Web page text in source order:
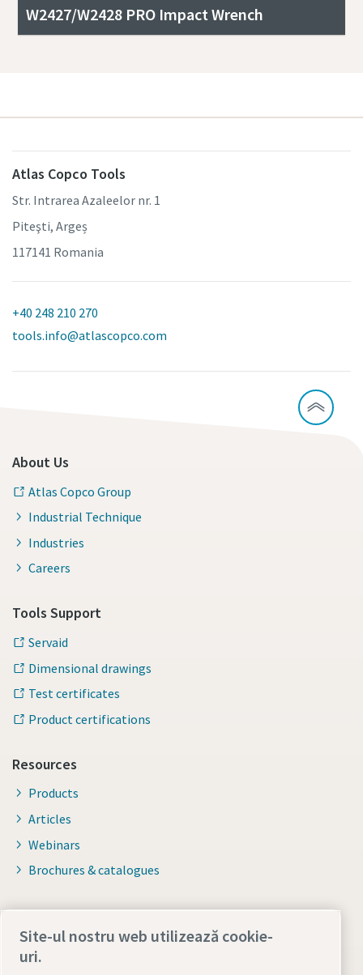
W2427/W2428 PRO Impact Wrench
Atlas Copco Tools
Str. Intrarea Azaleelor nr. 1
Piteşti, Argeș
117141 Romania
+40 248 210 270
tools.info@atlascopco.com
About Us
Atlas Copco Group
Industrial Technique
Industries
Careers
Tools Support
Servaid
Dimensional drawings
Test certificates
Product certifications
Resources
Products
Articles
Webinars
Brochures & catalogues
For distributors
Smart Portal
Site-ul nostru web utilizează cookie-
uri.